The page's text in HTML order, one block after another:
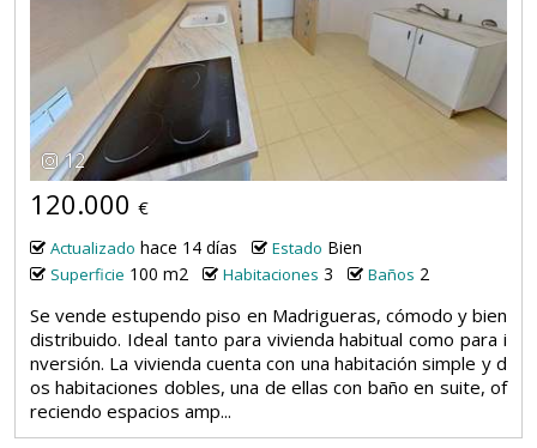
12
120.000 €
Actualizado hace 14 días Estado Bien
Superficie 100 m2 Habitaciones 3 Baños 2
Se vende estupendo piso en Madrigueras, cómodo y bien
distribuido. Ideal tanto para vivienda habitual como para i
nversión. La vivienda cuenta con una habitación simple y d
os habitaciones dobles, una de ellas con baño en suite, of
reciendo espacios amp...